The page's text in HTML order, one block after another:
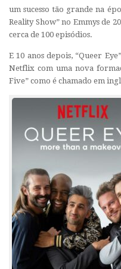
um sucesso tão grande na
Reality Show” no Emmys de
cerca de 100 episódios.
E 10 anos depois, “Queer
Netflix com uma nova
Five” como é chamado em